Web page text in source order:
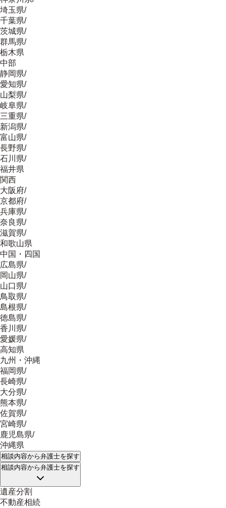
埼玉県/
千葉県/
茨城県/
群馬県/
栃木県
中部
静岡県/
愛知県/
山梨県/
岐阜県/
三重県/
新潟県/
富山県/
長野県/
石川県/
福井県
関西
大阪府/
京都府/
兵庫県/
奈良県/
滋賀県/
和歌山県
中国・四国
広島県/
岡山県/
山口県/
鳥取県/
島根県/
徳島県/
香川県/
愛媛県/
高知県
九州・沖縄
福岡県/
長崎県/
大分県/
熊本県/
佐賀県/
宮崎県/
鹿児島県/
沖縄県
相談内容から弁護士を探す
相談内容から弁護士を探す
遺産分割
不動産相続